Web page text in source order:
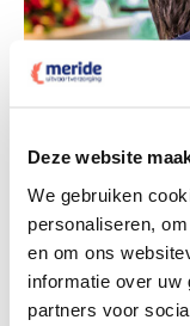
Deze website
We gebruiken
personaliseren,
en om ons
informatie over uw
partners voor
Dit kost
Bekijk tarieven voor